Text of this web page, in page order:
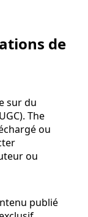
de
sur du
The
ou
ou
publié